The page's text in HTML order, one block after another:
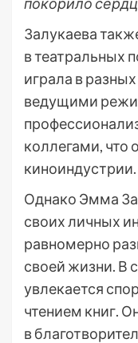
Залукаева
в театральных
играла в
ведущими
коллегами, что
киноиндустрии.
Однако Эмма
своих личных
равномерно
своей жизни. В
увлекается
чтением книг.
в